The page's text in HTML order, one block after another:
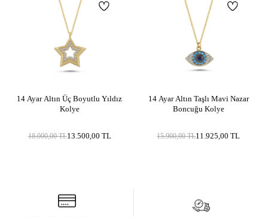
14 Ayar Altın Üç Boyutlu Yıldız
Kolye
18.000,00TL13.500,00 TL
14 Ayar Altın Taşlı Mavi Nazar
Boncuğu Kolye
15.900,00TL11.925,00 TL